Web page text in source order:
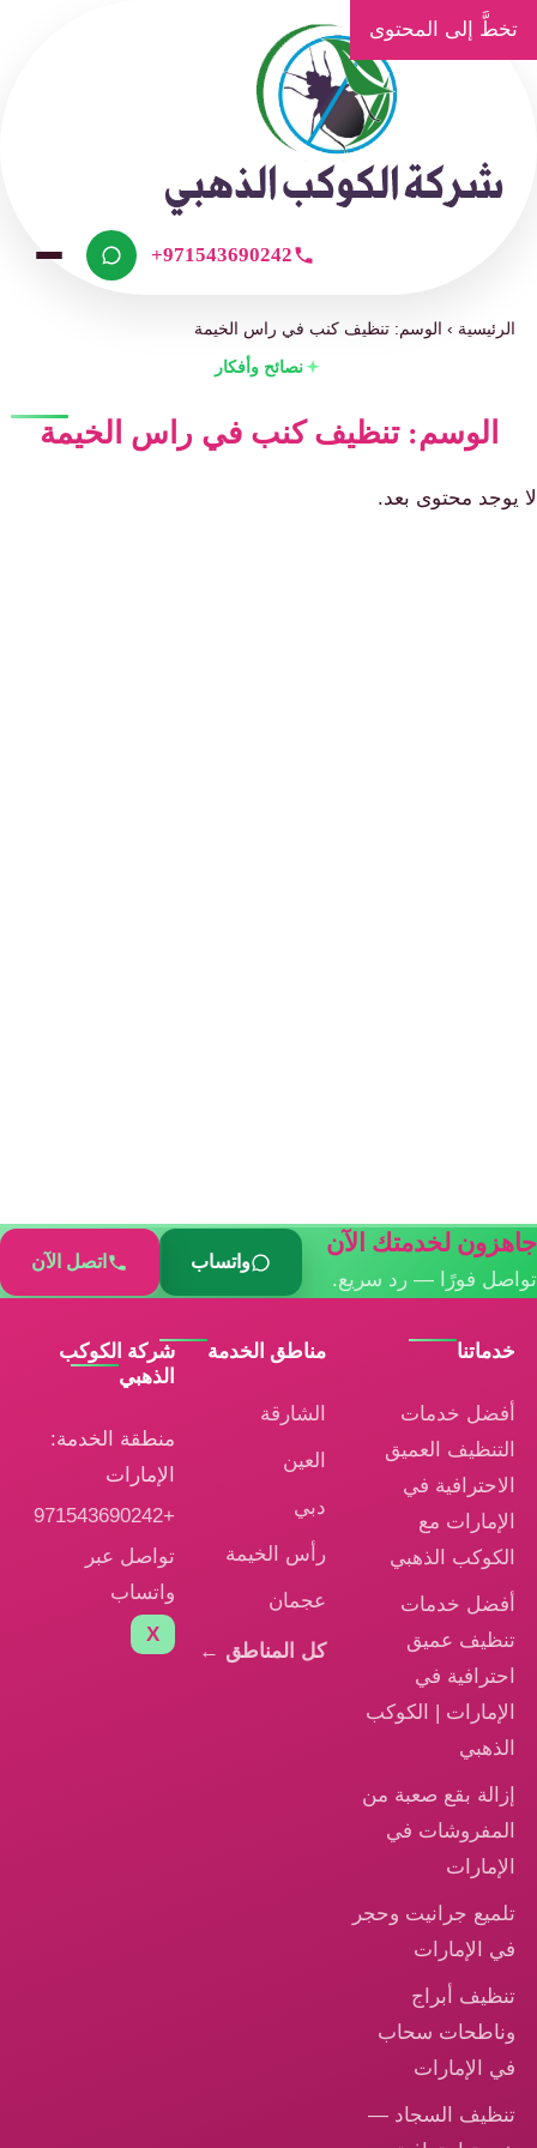
تخطَّ إلى المحتوى
+971543690242
الرئيسية ›الوسم: تنظيف كنب في راس الخيمة
نصائح وأفكار
الوسم: تنظيف كنب في راس الخيمة
لا يوجد محتوى بعد.
جاهزون لخدمتك الآن
تواصل فورًا — رد سريع.
واتساب اتصل الآن
خدماتنا
أفضل خدمات
التنظيف العميق
الاحترافية في
الإمارات مع
الكوكب الذهبي
أفضل خدمات
تنظيف عميق
احترافية في
الإمارات | الكوكب
الذهبي
إزالة بقع صعبة من
المفروشات في
الإمارات
تلميع جرانيت وحجر
في الإمارات
تنظيف أبراج
وناطحات سحاب
في الإمارات
تنظيف السجاد —
مناطق الخدمة
الشارقة
العين
دبي
رأس الخيمة
عجمان
كل المناطق ←
شركة الكوكب
الذهبي
منطقة الخدمة:
الإمارات
+971543690242
تواصل عبر
واتساب
X